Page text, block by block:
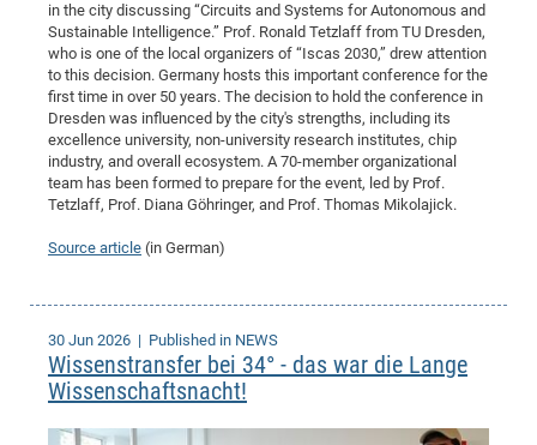
in the city discussing “Circuits and Systems for Autonomous and
Sustainable Intelligence.” Prof. Ronald Tetzlaff from TU Dresden,
who is one of the local organizers of “Iscas 2030,” drew attention
to this decision. Germany hosts this important conference for the
first time in over 50 years. The decision to hold the conference in
Dresden was influenced by the city's strengths, including its
excellence university, non-university research institutes, chip
industry, and overall ecosystem. A 70-member organizational
team has been formed to prepare for the event, led by Prof.
Tetzlaff, Prof. Diana Göhringer, and Prof. Thomas Mikolajick.
Source article (in German)
30 Jun 2026 | Published in NEWS
Wissenstransfer bei 34° - das war die Lange
Wissenschaftsnacht!